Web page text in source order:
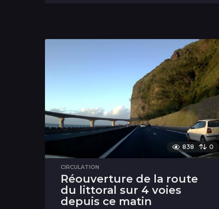
838 0
CIRCULATION
Réouverture de la route
du littoral sur 4 voies
depuis ce matin